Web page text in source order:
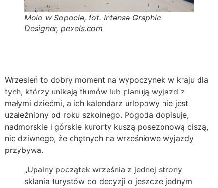
Molo w Sopocie, fot. Intense Graphic
Designer, pexels.com
Wrzesień to dobry moment na wypoczynek w kraju dla
tych, którzy unikają tłumów lub planują wyjazd z
małymi dziećmi, a ich kalendarz urlopowy nie jest
uzależniony od roku szkolnego. Pogoda dopisuje,
nadmorskie i górskie kurorty kuszą posezonową ciszą,
nic dziwnego, że chętnych na wrześniowe wyjazdy
przybywa.
„Upalny początek września z jednej strony
skłania turystów do decyzji o jeszcze jednym